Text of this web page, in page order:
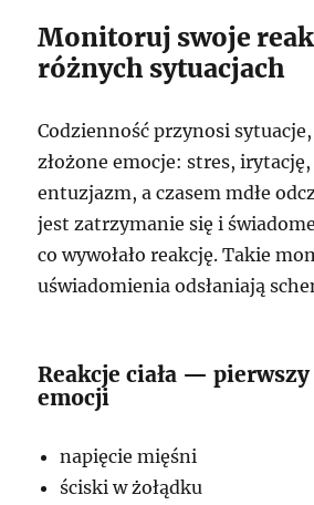
Monitoruj swoje
różnych sytuacjach
Codzienność przynosi
złożone emocje: stres,
entuzjazm, a czasem mdłe
jest zatrzymanie się i
co wywołało reakcję. Takie
uświadomienia odsłaniają
Reakcje ciała — pierwszy
emocji
napięcie mięśni
ściski w żołądku